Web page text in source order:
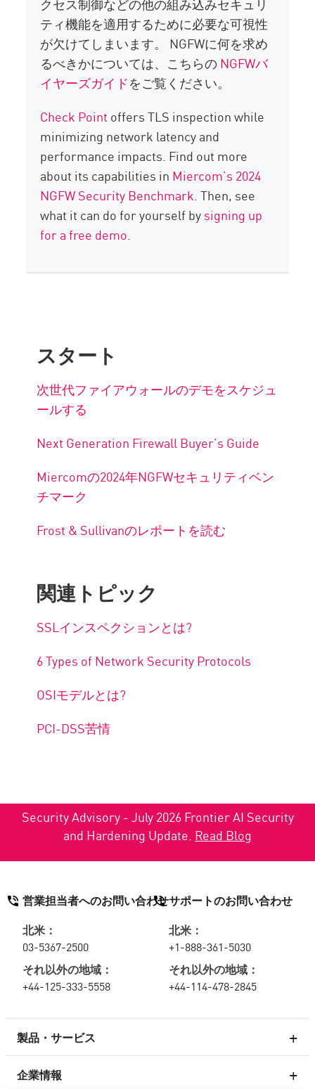
クセス制御などの他の組み込みセキュリ
ティ機能を適用するために必要な可視性
が欠けてしまいます。 NGFWに何を求め
るべきかについては、こちらのNGFWバ
イヤーズガイドをご覧ください。
Check Point offers TLS inspection while
minimizing network latency and
performance impacts. Find out more
about its capabilities in Miercom’s 2024
NGFW Security Benchmark. Then, see
what it can do for yourself bysigning up
for a free demo.
スタート
次世代ファイアウォールのデモをスケジュ
ールする
Next Generation Firewall Buyer’s Guide
Miercomの2024年NGFWセキュリティベン
チマーク
Frost & Sullivanのレポートを読む
関連トピック
SSLインスペクションとは?
6 Types of Network Security Protocols
OSIモデルとは?
PCI-DSS苦情
Security Advisory - July 2026 Frontier AI Security
and Hardening Update. Read Blog
製品・サービス
企業情報
営業担当者へのお問い合わせ
北米：
03-5367-2500
それ以外の地域：
+44-125-333-5558
サポートのお問い合わせ
北米：
+1-888-361-5030
それ以外の地域：
+44-114-478-2845